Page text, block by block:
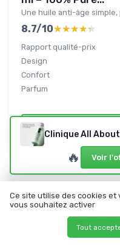
Une huile anti-âge
8.7/10★★★★★
★★★★★
Rapport qualité-prix
Design
Confort
Parfum
🔥 Voir
Ce site utilise des cookies et
vous souhaitez activer
Tout